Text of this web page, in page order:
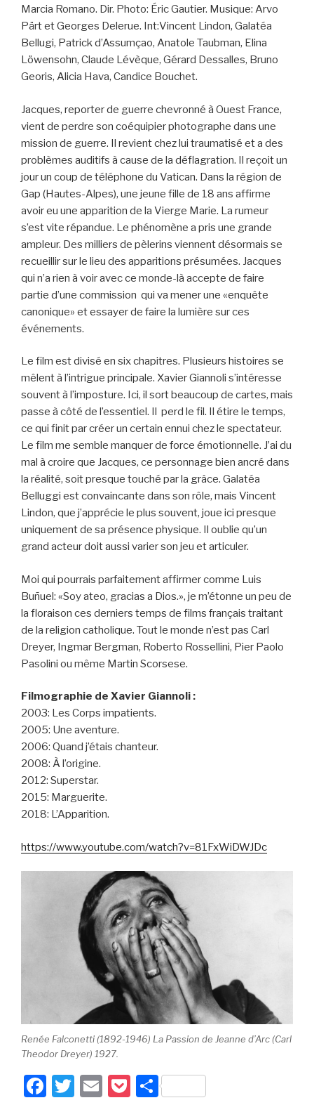
Marcia Romano. Dir. Photo: Éric Gautier. Musique: Arvo
Pärt et Georges Delerue. Int:Vincent Lindon, Galatéa
Bellugi, Patrick d’Assumçao, Anatole Taubman, Elina
Löwensohn, Claude Lévèque, Gérard Dessalles, Bruno
Georis, Alicia Hava, Candice Bouchet.
Jacques, reporter de guerre chevronné à Ouest France,
vient de perdre son coéquipier photographe dans une
mission de guerre. Il revient chez lui traumatisé et a des
problèmes auditifs à cause de la déflagration. Il reçoit un
jour un coup de téléphone du Vatican. Dans la région de
Gap (Hautes-Alpes), une jeune fille de 18 ans affirme
avoir eu une apparition de la Vierge Marie. La rumeur
s’est vite répandue. Le phénomène a pris une grande
ampleur. Des milliers de pèlerins viennent désormais se
recueillir sur le lieu des apparitions présumées. Jacques
qui n’a rien à voir avec ce monde-là accepte de faire
partie d’une commission qui va mener une «enquête
canonique» et essayer de faire la lumière sur ces
événements.
Le film est divisé en six chapitres. Plusieurs histoires se
mêlent à l’intrigue principale. Xavier Giannoli s’intéresse
souvent à l’imposture. Ici, il sort beaucoup de cartes, mais
passe à côté de l’essentiel. Il perd le fil. Il étire le temps,
ce qui finit par créer un certain ennui chez le spectateur.
Le film me semble manquer de force émotionnelle. J’ai du
mal à croire que Jacques, ce personnage bien ancré dans
la réalité, soit presque touché par la grâce. Galatéa
Belluggi est convaincante dans son rôle, mais Vincent
Lindon, que j’apprécie le plus souvent, joue ici presque
uniquement de sa présence physique. Il oublie qu’un
grand acteur doit aussi varier son jeu et articuler.
Moi qui pourrais parfaitement affirmer comme Luis
Buñuel: «Soy ateo, gracias a Dios.», je m’étonne un peu de
la floraison ces derniers temps de films français traitant
de la religion catholique. Tout le monde n’est pas Carl
Dreyer, Ingmar Bergman, Roberto Rossellini, Pier Paolo
Pasolini ou même Martin Scorsese.
Filmographie de Xavier Giannoli :
2003: Les Corps impatients.
2005: Une aventure.
2006: Quand j’étais chanteur.
2008: À l’origine.
2012: Superstar.
2015: Marguerite.
2018: L’Apparition.
https://www.youtube.com/watch?v=81FxWiDWJDc
Renée Falconetti (1892-1946) La Passion de Jeanne d’Arc (Carl
Theodor Dreyer) 1927.
F
T
E
P P